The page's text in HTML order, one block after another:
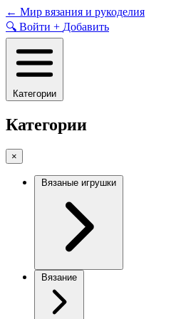
Skip
to
content
← Мир вязания и рукоделия
🔍 Войти + Добавить
Категории
Категории
×
Вязаные игрушки
Вязание